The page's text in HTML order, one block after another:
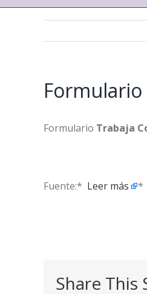
Formulario Trabaja
Fuente:* ​ Leer más *
Share This